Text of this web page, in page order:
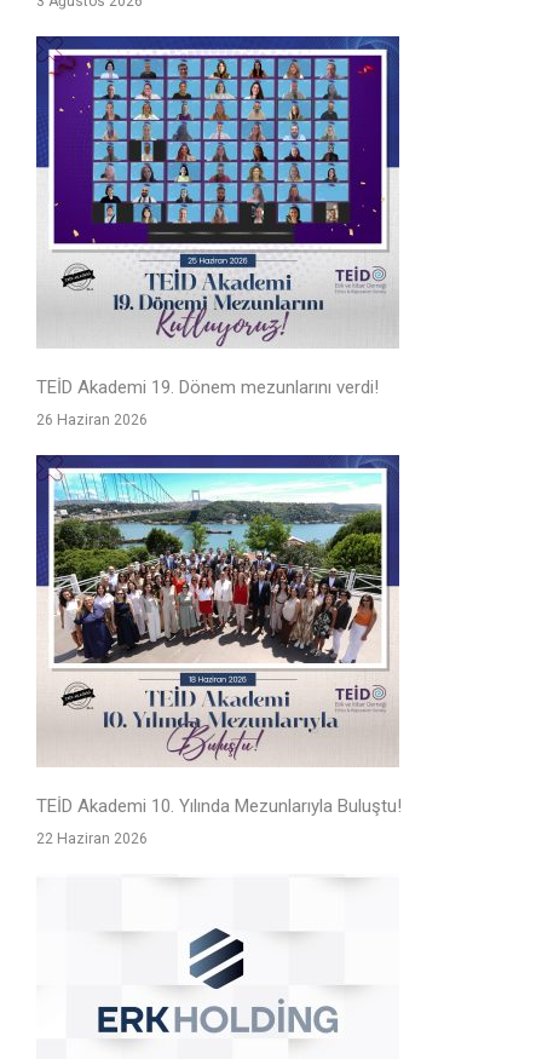
TEİD Akademi 19. Dönem mezunlarını verdi!
26 Haziran 2026
TEİD Akademi 10. Yılında Mezunlarıyla Buluştu!
22 Haziran 2026